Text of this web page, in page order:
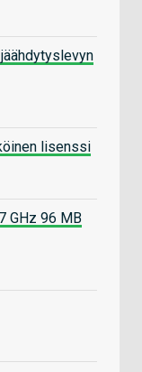
lisenssi
GHz 96 MB